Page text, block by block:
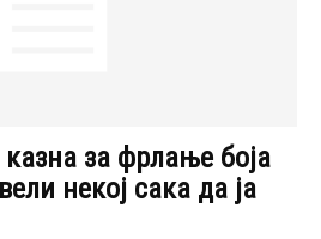
казна за фрлање боја
некој сака да ја